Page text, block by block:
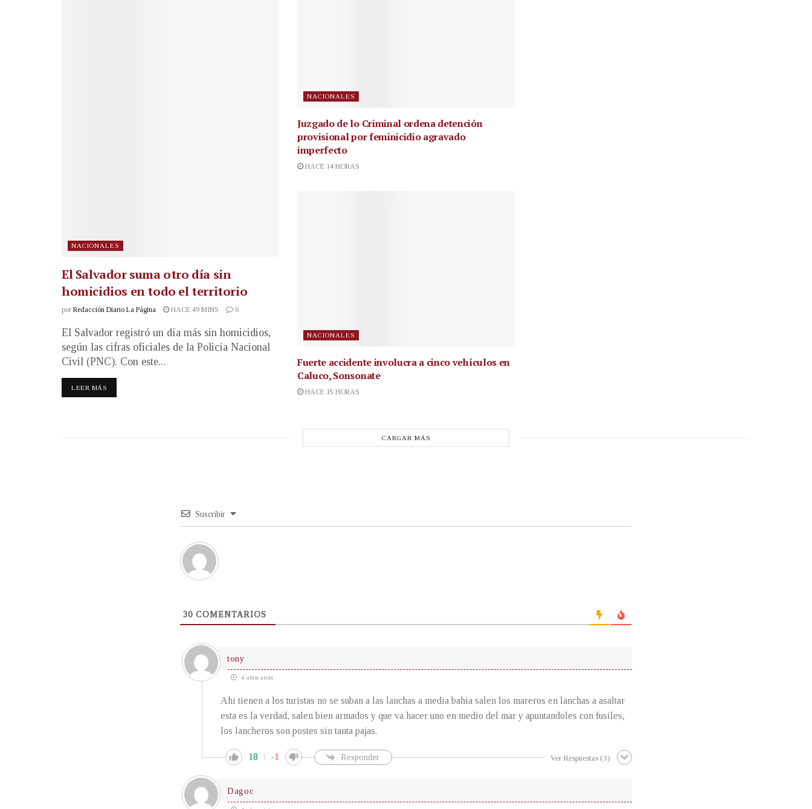
NACIONALES
El Salvador suma otro día sin
homicidios en todo el territorio
por Redacción Diario La Página HACE 49 MINS 0
El Salvador registró un día más sin homicidios,
según las cifras oficiales de la Policía Nacional
Civil (PNC). Con este...
LEER MÁS
NACIONALES
Juzgado de lo Criminal ordena detención
provisional por feminicidio agravado
imperfecto
HACE 14 HORAS
NACIONALES
Fuerte accidente involucra a cinco vehículos en
Caluco, Sonsonate
HACE 15 HORAS
CARGAR MÁS
Suscribir
30 COMENTARIOS
tony
4 años atrás
Ahi tienen a los turistas no se suban a las lanchas a media bahia salen los mareros en lanchas a asaltar
esta es la verdad, salen bien armados y que va hacer uno en medio del mar y apuntandoles con fusiles,
los lancheros son postes sin tanta pajas.
18 -1 Responder Ver Respuestas (3)
Dagoc